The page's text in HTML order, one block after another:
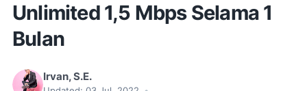
Unlimited 1,5 Mbps Selama 1
Bulan
Irvan, S.E.